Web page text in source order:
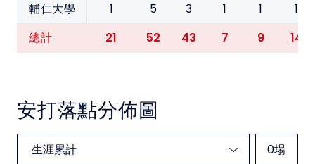
輔仁大學 1 5 3 1 1 1
總計 21 52 43 7 9 14
安打落點分佈圖
0場